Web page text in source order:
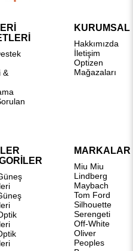
&
KURUMSAL
Hakkımızda
İletişim
Optizen
Mağazaları
MARKALAR
Miu Miu
Lindberg
Maybach
Tom Ford
Silhouette
Serengeti
Off-White
Oliver
Peoples